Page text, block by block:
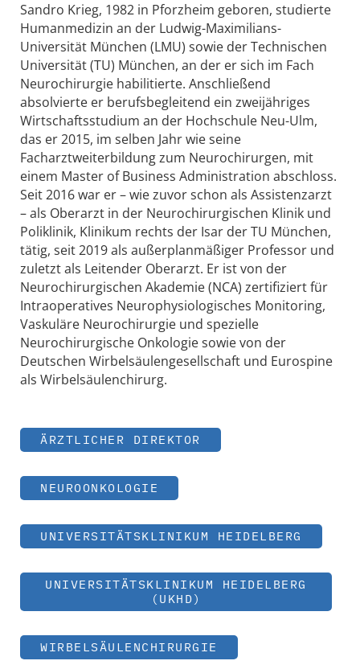
Sandro Krieg, 1982 in Pforzheim geboren, studierte
Humanmedizin an der Ludwig-Maximilians-
Universität München (LMU) sowie der Technischen
Universität (TU) München, an der er sich im Fach
Neurochirurgie habilitierte. Anschließend
absolvierte er berufsbegleitend ein zweijähriges
Wirtschaftsstudium an der Hochschule Neu-Ulm,
das er 2015, im selben Jahr wie seine
Facharztweiterbildung zum Neurochirurgen, mit
einem Master of Business Administration abschloss.
Seit 2016 war er – wie zuvor schon als Assistenzarzt
– als Oberarzt in der Neurochirurgischen Klinik und
Poliklinik, Klinikum rechts der Isar der TU München,
tätig, seit 2019 als außerplanmäßiger Professor und
zuletzt als Leitender Oberarzt. Er ist von der
Neurochirurgischen Akademie (NCA) zertifiziert für
Intraoperatives Neurophysiologisches Monitoring,
Vaskuläre Neurochirurgie und spezielle
Neurochirurgische Onkologie sowie von der
Deutschen Wirbelsäulengesellschaft und Eurospine
als Wirbelsäulenchirurg.
ÄRZTLICHER DIREKTOR
NEUROONKOLOGIE
UNIVERSITÄTSKLINIKUM HEIDELBERG
UNIVERSITÄTSKLINIKUM HEIDELBERG
(UKHD)
WIRBELSÄULENCHIRURGIE